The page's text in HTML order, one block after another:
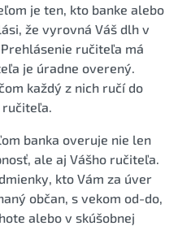
je ten, kto banke alebo
že vyrovná Váš dlh v
ručiteľa má
je úradne overený.
každý z nich ručí do
ručiteľa.
banka overuje nie len
ale aj Vášho ručiteľa.
kto Vám za úver
občan, s vekom od-do,
alebo v skúšobnej